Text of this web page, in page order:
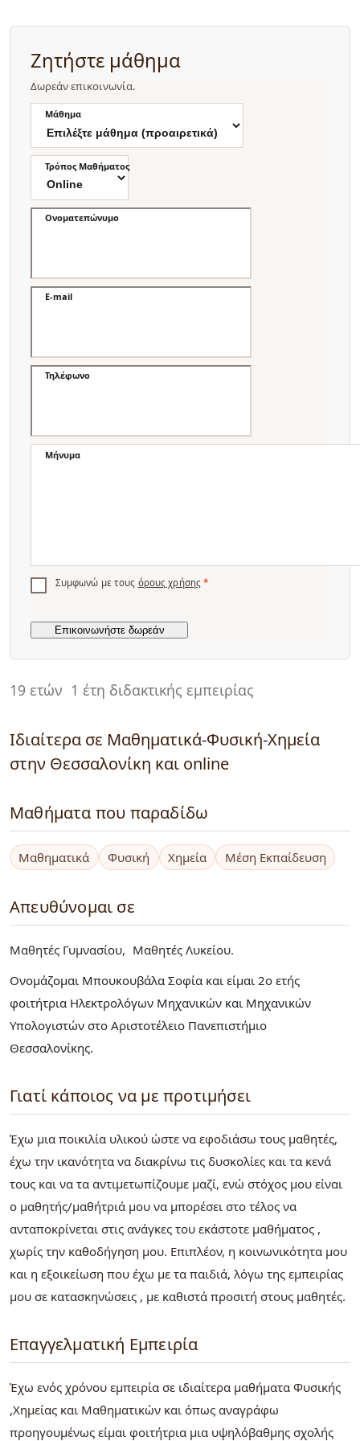
19 ετών 1 έτη διδακτικής εμπειρίας
Ιδιαίτερα σε Μαθηματικά-Φυσική-Χημεία
στην Θεσσαλονίκη και online
Μαθήματα που παραδίδω
Μαθηματικά Φυσική Χημεία Μέση Εκπαίδευση
Απευθύνομαι σε
Μαθητές Γυμνασίου
Μαθητές Λυκείου
Ονομάζομαι Μπουκουβάλα Σοφία και είμαι 2ο ετής
φοιτήτρια Ηλεκτρολόγων Μηχανικών και Μηχανικών
Υπολογιστών στο Αριστοτέλειο Πανεπιστήμιο
Θεσσαλονίκης.
Γιατί κάποιος να με προτιμήσει
Έχω μια ποικιλία υλικού ώστε να εφοδιάσω τους μαθητές,
έχω την ικανότητα να διακρίνω τις δυσκολίες και τα κενά
τους και να τα αντιμετωπίζουμε μαζί, ενώ στόχος μου είναι
ο μαθητής/μαθήτριά μου να μπορέσει στο τέλος να
ανταποκρίνεται στις ανάγκες του εκάστοτε μαθήματος ,
χωρίς την καθοδήγηση μου. Επιπλέον, η κοινωνικότητα μου
και η εξοικείωση που έχω με τα παιδιά, λόγω της εμπειρίας
μου σε κατασκηνώσεις , με καθιστά προσιτή στους μαθητές.
Επαγγελματική Εμπειρία
Έχω ενός χρόνου εμπειρία σε ιδιαίτερα μαθήματα Φυσικής
,Χημείας και Μαθηματικών και όπως αναγράφω
προηγουμένως είμαι φοιτήτρια μια υψηλόβαθμης σχολής
Ζητήστε μάθημα
Δωρεάν επικοινωνία.
Μάθημα
Τρόπος Μαθήματος
Ονοματεπώνυμο
E-mail
Τηλέφωνο
Μήνυμα
Συμφωνώ με τους όρους χρήσης *